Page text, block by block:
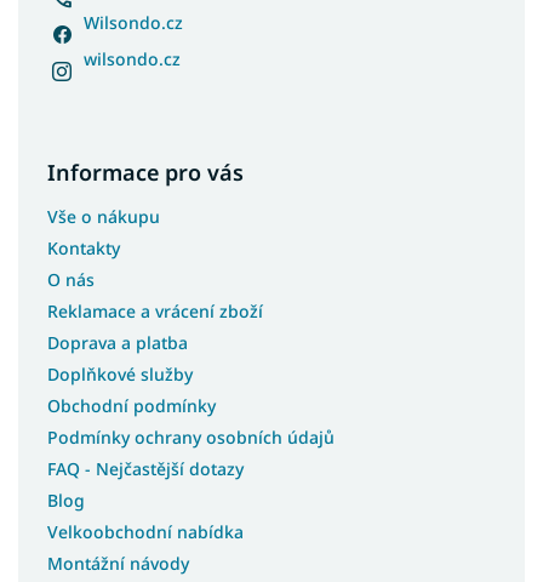
Wilsondo.cz
wilsondo.cz
Informace pro vás
Vše o nákupu
Kontakty
O nás
Reklamace a vrácení zboží
Doprava a platba
Doplňkové služby
Obchodní podmínky
Podmínky ochrany osobních údajů
FAQ - Nejčastější dotazy
Blog
Velkoobchodní nabídka
Montážní návody